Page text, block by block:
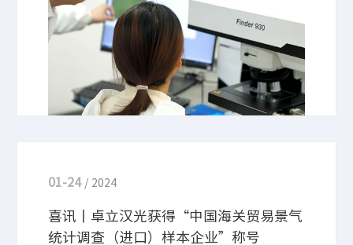
01-24 / 2024
喜讯丨卓立汉光获得“中国海关贸易景气
统计调查（进口）样本企业”称号